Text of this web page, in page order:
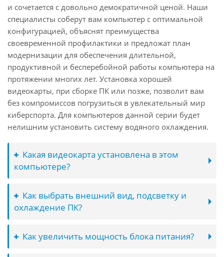
и сочетается с довольно демократичной ценой. Наши
специалисты соберут вам компьютер с оптимальной
конфигурацией, объяснят преимущества
своевременной профилактики и предложат план
модернизации для обеспечения длительной,
продуктивной и бесперебойной работы компьютера на
протяжении многих лет. Установка хорошей
видеокарты, при сборке ПК или позже, позволит вам
без компромиссов погрузиться в увлекательный мир
киберспорта. Для компьютеров данной серии будет
нелишним установить систему водяного охлаждения.
Какая видеокарта установлена в этом
компьютере?
Как выбрать внешний вид, подсветку и
охлаждение ПК?
Как увеличить мощность блока питания?